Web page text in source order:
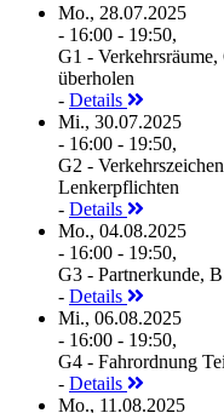
Mo., 28.07.2025
- 16:00 - 19:50,
G1 -
überholen
- Details
Mi., 30.07.2025
- 16:00 - 19:50,
G2 -
Lenkerpflichten
- Details
Mo., 04.08.2025
- 16:00 - 19:50,
G3 - Partnerkunde,
- Details
Mi., 06.08.2025
- 16:00 - 19:50,
G4 - Fahrordnung
- Details
Mo., 11.08.2025